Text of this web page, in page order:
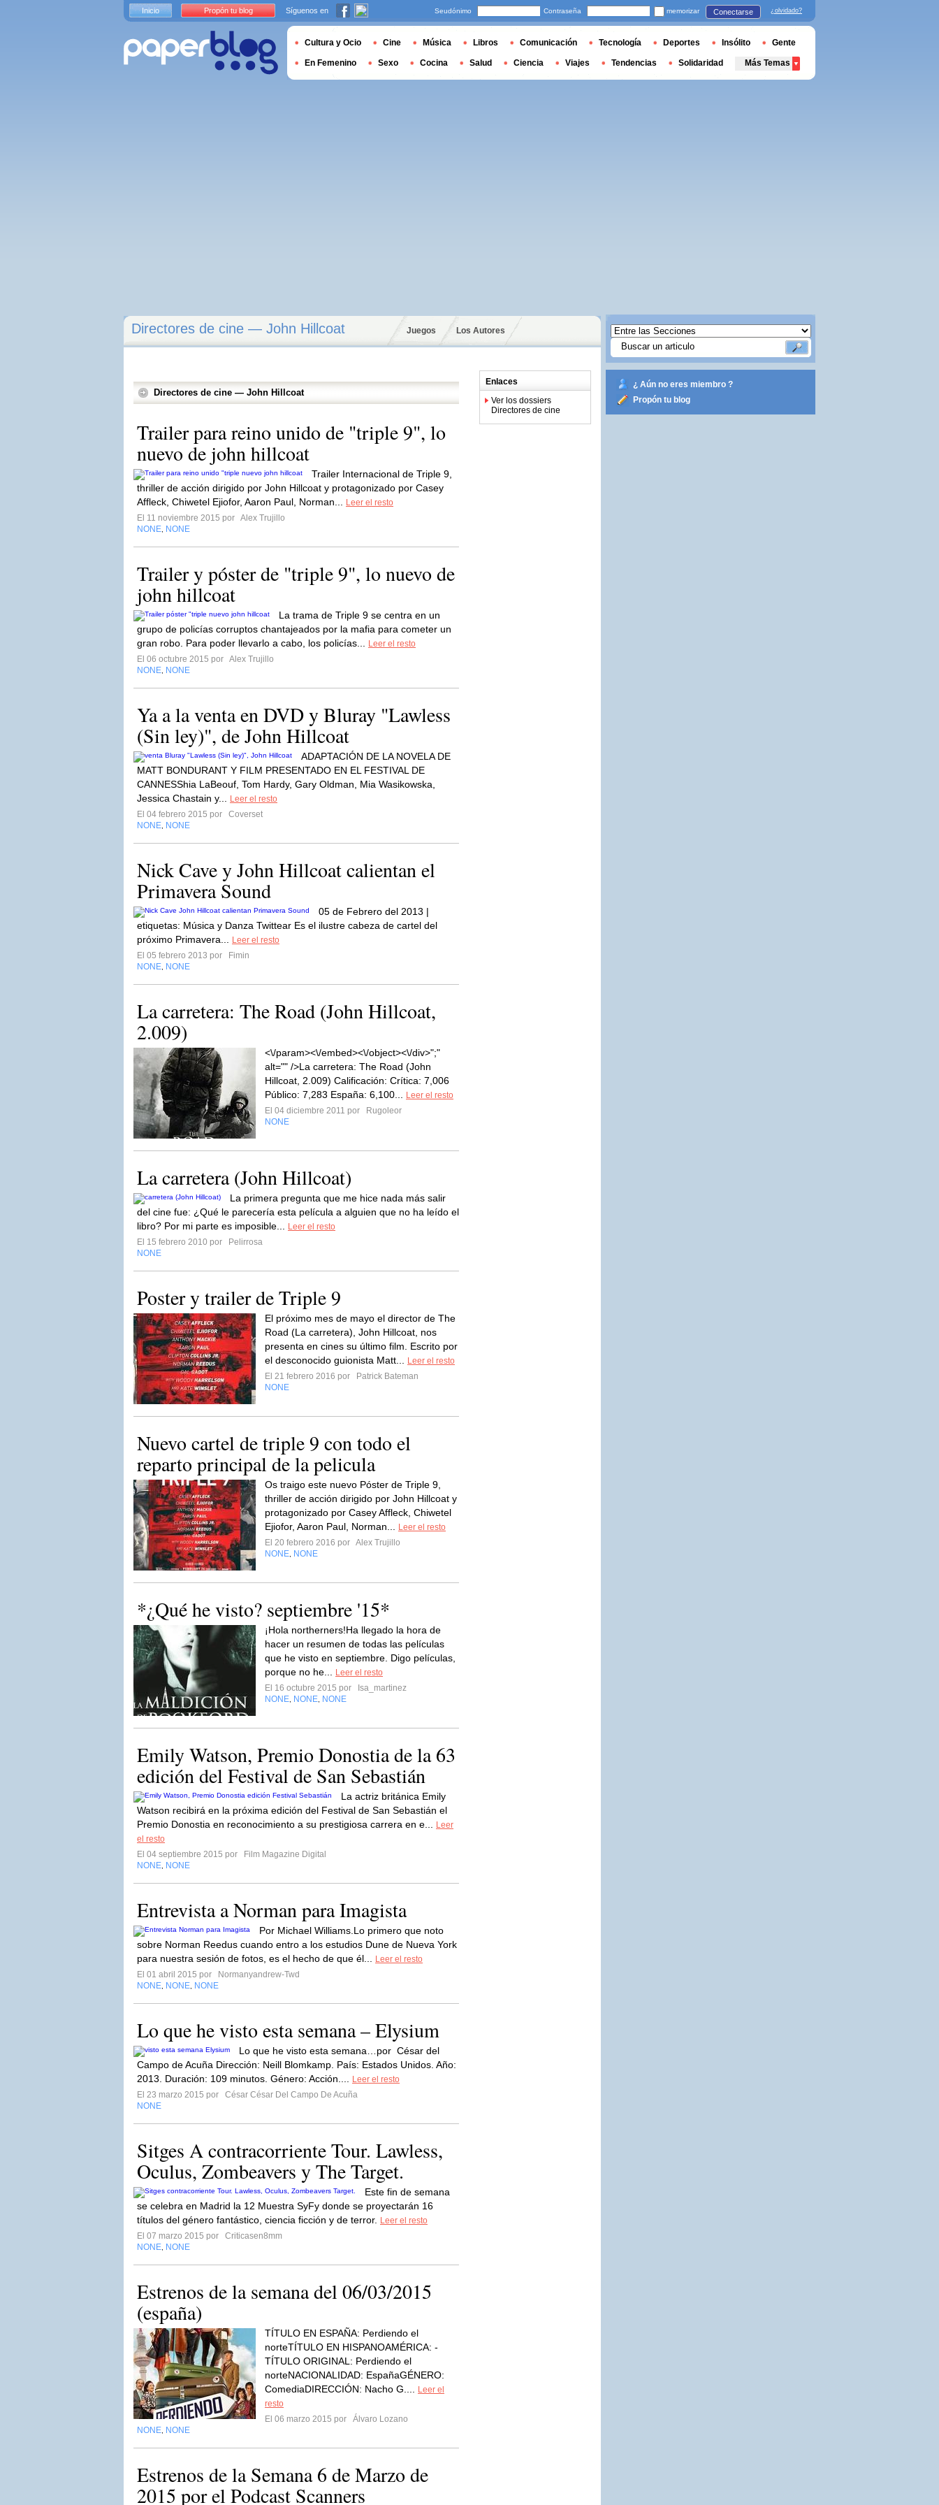
Directores de cine — John Hillcoat Juegos Los Autores
Directores de cine — John Hillcoat
Trailer para reino unido de "triple 9", lo
nuevo de john hillcoat
Trailer Internacional de Triple 9,
thriller de acción dirigido por John Hillcoat y protagonizado por Casey
Affleck, Chiwetel Ejiofor, Aaron Paul, Norman...
Leer el resto
El 11 noviembre 2015 por Alex Trujillo
NONE NONE
Trailer y póster de "triple 9", lo nuevo de
john hillcoat
La trama de Triple 9 se centra en un
grupo de policías corruptos chantajeados por la mafia para cometer un
gran robo. Para poder llevarlo a cabo, los policías...
Leer el resto
El 06 octubre 2015 por Alex Trujillo
NONE NONE
Ya a la venta en DVD y Bluray "Lawless
(Sin ley)", de John Hillcoat
ADAPTACIÓN DE LA NOVELA DE
MATT BONDURANT Y FILM PRESENTADO EN EL FESTIVAL DE
CANNESShia LaBeouf, Tom Hardy, Gary Oldman, Mia Wasikowska,
Jessica Chastain y...
Leer el resto
El 04 febrero 2015 por
Coverset
NONE NONE
Nick Cave y John Hillcoat calientan el
Primavera Sound
05 de Febrero del 2013 |
etiquetas: Música y Danza Twittear Es el ilustre cabeza de cartel del
próximo Primavera...
Leer el resto
El 05 febrero 2013 por
Fimin
NONE NONE
La carretera: The Road (John Hillcoat,
2.009)
<\/param><\/embed><\/object><\/div>";"
alt="" />La carretera: The Road (John
Hillcoat, 2.009) Calificación: Crítica: 7,006
Público: 7,283 España: 6,100...
Leer el resto
El 04 diciembre 2011 por
Rugoleor
NONE
La carretera (John Hillcoat)
La primera pregunta que me hice nada más salir
del cine fue: ¿Qué le parecería esta película a alguien que no ha leído el
libro? Por mi parte es imposible...
Leer el resto
El 15 febrero 2010 por
Pelirrosa
NONE
Poster y trailer de Triple 9
El próximo mes de mayo el director de The
Road (La carretera), John Hillcoat, nos
presenta en cines su último film. Escrito por
el desconocido guionista Matt...
Leer el resto
El 21 febrero 2016 por
Patrick Bateman
NONE
Nuevo cartel de triple 9 con todo el
reparto principal de la pelicula
Os traigo este nuevo Póster de Triple 9,
thriller de acción dirigido por John Hillcoat y
protagonizado por Casey Affleck, Chiwetel
Ejiofor, Aaron Paul, Norman...
Leer el resto
El 20 febrero 2016 por Alex Trujillo
NONE NONE
*¿Qué he visto? septiembre '15*
¡Hola northerners!Ha llegado la hora de
hacer un resumen de todas las películas
que he visto en septiembre. Digo películas,
porque no he...
Leer el resto
El 16 octubre 2015 por
Isa_martinez
NONE NONE NONE
Emily Watson, Premio Donostia de la 63
edición del Festival de San Sebastián
La actriz británica Emily
Watson recibirá en la próxima edición del Festival de San Sebastián el
Premio Donostia en reconocimiento a su prestigiosa carrera en e...
Leer
el resto
El 04 septiembre 2015 por
Film Magazine Digital
NONE NONE
Entrevista a Norman para Imagista
Por Michael Williams.Lo primero que noto
sobre Norman Reedus cuando entro a los estudios Dune de Nueva York
para nuestra sesión de fotos, es el hecho de que él...
Leer el resto
El 01 abril 2015 por
Normanyandrew-Twd
NONE NONE NONE
Lo que he visto esta semana – Elysium
Lo que he visto esta semana…por César del
Campo de Acuña Dirección: Neill Blomkamp. País: Estados Unidos. Año:
2013. Duración: 109 minutos. Género: Acción....
Leer el resto
El 23 marzo 2015 por
César César Del Campo De Acuña
NONE
Sitges A contracorriente Tour. Lawless,
Oculus, Zombeavers y The Target.
Este fin de semana
se celebra en Madrid la 12 Muestra SyFy donde se proyectarán 16
títulos del género fantástico, ciencia ficción y de terror.
Leer el resto
El 07 marzo 2015 por
Criticasen8mm
NONE NONE
Estrenos de la semana del 06/03/2015
(españa)
TÍTULO EN ESPAÑA: Perdiendo el
norteTÍTULO EN HISPANOAMÉRICA: -
TÍTULO ORIGINAL: Perdiendo el
norteNACIONALIDAD: EspañaGÉNERO:
ComediaDIRECCIÓN: Nacho G....
Leer el
resto
El 06 marzo 2015 por
Álvaro Lozano
NONE NONE
Estrenos de la Semana 6 de Marzo de
2015 por el Podcast Scanners
Enlaces
Ver los dossiers
Directores de cine
¿ Aún no eres miembro ?
Propón tu blog
Inicio Propón tu blog Síguenos en Seudónimo Contraseña memorizar Conectarse ¿olvidado?
Cultura y Ocio Cine Música Libros Comunicación Tecnología Deportes Insólito Gente
En Femenino Sexo Cocina Salud Ciencia Viajes Tendencias Solidaridad Más Temas